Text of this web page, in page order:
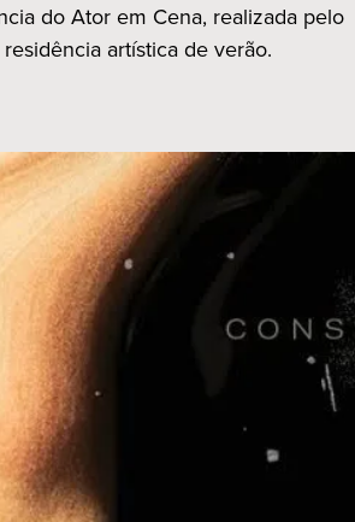
do Ator em Cena, realizada pelo
artística de verão.